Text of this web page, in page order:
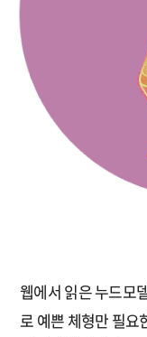
웹에서 읽은 누드모
로 예쁜 체형만 필요